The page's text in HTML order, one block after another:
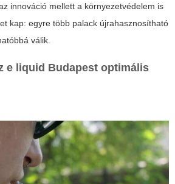
innováció mellett a környezetvédelem is
kap: egyre több palack újrahasznosítható
válik.
e liquid Budapest optimális